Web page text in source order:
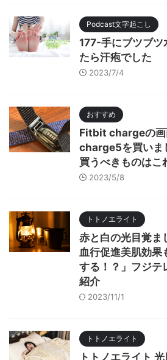
Podcast文字起こし
177-手にブツブツ
たら汗疱でした
2023/7/4
おすすめ
Fitbit chargeの画
charge5を買いま
買うべきものはこ
2023/5/8
トトノエライト
赤と白の光目覚ま
血行促進美肌効果
する！？」フジテ
紹介
2023/11/1
トトノエライト
トトノエライト